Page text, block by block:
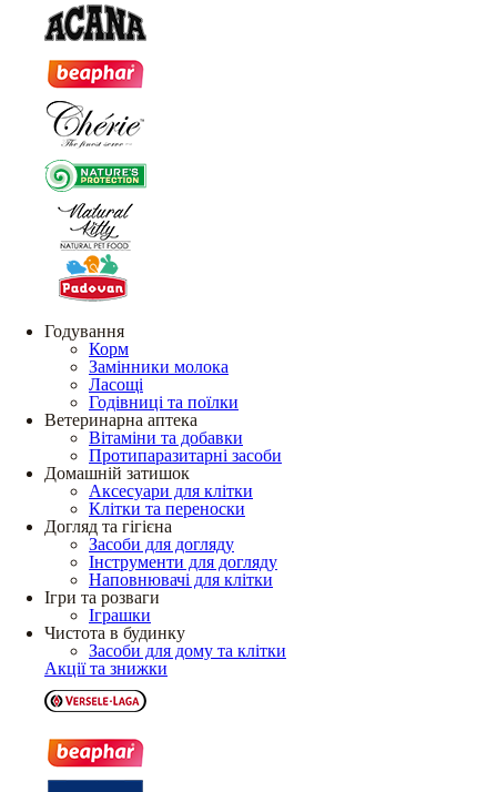
Годування
Корм
Замінники молока
Ласощі
Годівниці та поїлки
Ветеринарна аптека
Вітаміни та добавки
Протипаразитарні засоби
Домашній затишок
Аксесуари для клітки
Клітки та переноски
Догляд та гігієна
Засоби для догляду
Інструменти для догляду
Наповнювачі для клітки
Ігри та розваги
Іграшки
Чистота в будинку
Засоби для дому та клітки
Акції та знижки